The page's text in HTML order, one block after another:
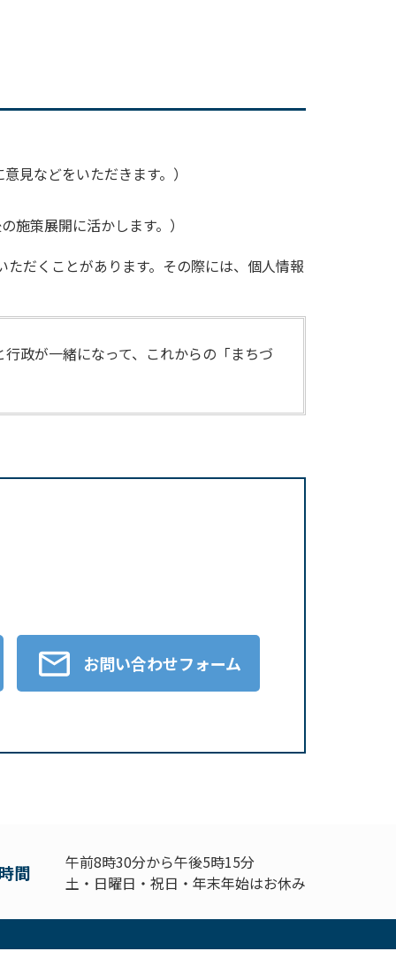
見などをいただきます。）
策展開に活かします。）
だくことがあります。その際には、個人情報
政が一緒になって、これからの「まちづ
お問い合わせフォーム
間
午前8時30分から午後5時15分
土・日曜日・祝日・年末年始はお休み